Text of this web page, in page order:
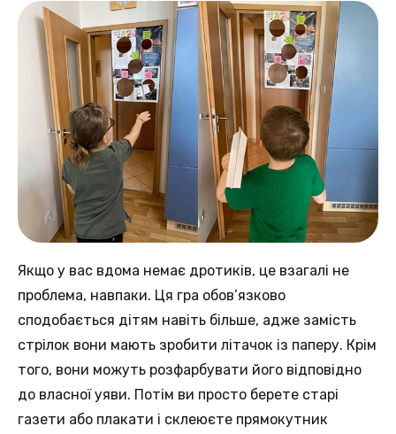
Якщо у вас вдома немає дротиків, це взагалі не
проблема, навпаки. Ця гра обов’язково
сподобається дітям навіть більше, адже замість
стрілок вони мають зробити літачок із паперу. Крім
того, вони можуть розфарбувати його відповідно
до власної уяви. Потім ви просто берете старі
газети або плакати і склеюєте прямокутник